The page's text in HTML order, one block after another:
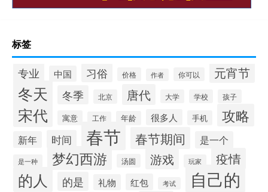
标签
专业 中国 习俗 价格 作者 你可以 元宵节
冬天 冬季 北京 唐代 大学 学校 孩子
宋代 寓意 工作 年龄 很多人 手机 攻略
新年 时间 春节 春节期间 是一个
是一种 梦幻西游 汤圆 游戏 玩家 疫情
的人 的是 礼物 红包 考试 自己的